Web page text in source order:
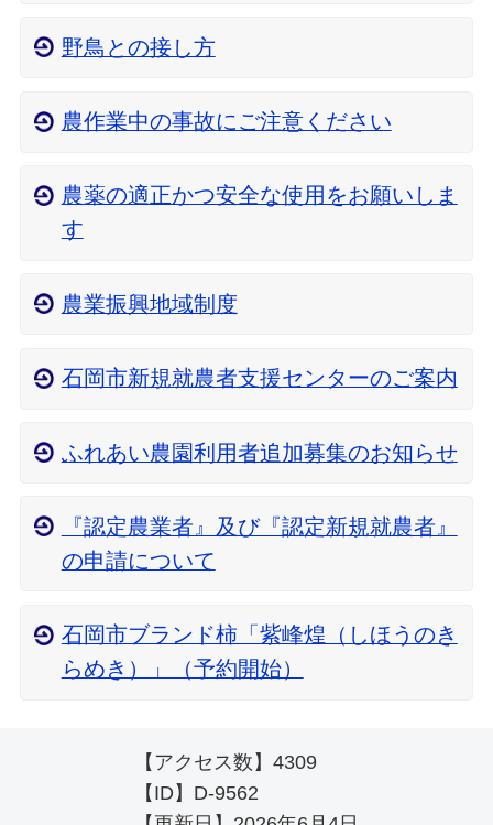
野鳥との接し方
農作業中の事故にご注意ください
農薬の適正かつ安全な使用をお願いしま
す
農業振興地域制度
石岡市新規就農者支援センターのご案内
ふれあい農園利用者追加募集のお知らせ
『認定農業者』及び『認定新規就農者』
の申請について
石岡市ブランド柿「紫峰煌（しほうのき
らめき）」（予約開始）
【アクセス数】 4309
【ID】 D-9562